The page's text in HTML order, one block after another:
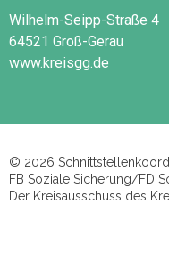
Wilhelm-Seipp-Straße 4
64521 Groß-Gerau
www.kreisgg.de
© 2026
FB Soziale Sicherung/FD
Der Kreisausschuss des